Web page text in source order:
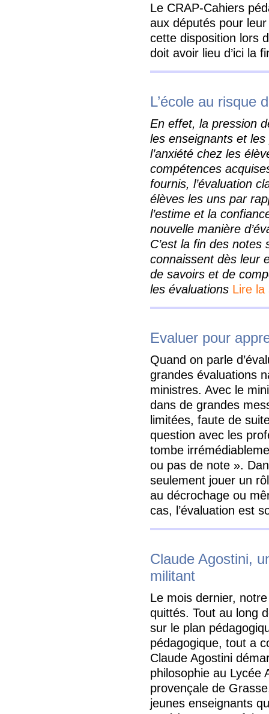
Le CRAP-Cahiers
aux députés pour
cette disposition lors
doit avoir lieu d’ici la
L’école au risque
En effet, la pression
les enseignants et
l’anxiété chez les
compétences
fournis, l’évaluation
élèves les uns par
l’estime et la
nouvelle manière
C’est la fin des
connaissent dès leur
de savoirs et de
les évaluations Lire la
Evaluer pour
Quand on parle
grandes évaluations
ministres. Avec le
dans de grandes
limitées, faute de
question avec les
tombe
ou pas de note ».
seulement jouer un
au décrochage ou
cas, l’évaluation est
Claude Agostini,
militant
Le mois dernier,
quittés. Tout au long
sur le plan
pédagogique, tout a
Claude Agostini
philosophie au Lycée
provençale de
jeunes enseignants